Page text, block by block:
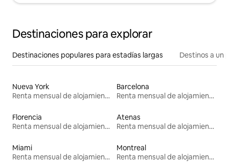
Destinaciones para explorar
Destinaciones populares para estadías largas Destinos a un
Nueva York
Renta mensual de alojamientos
Barcelona
Renta mensual de alojamientos
Florencia
Renta mensual de alojamientos
Atenas
Renta mensual de alojamientos
Miami
Renta mensual de alojamientos
Montreal
Renta mensual de alojamientos